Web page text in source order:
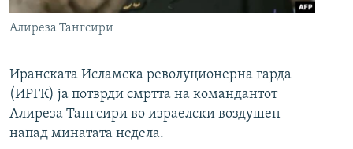
Алиреза Тангсири
Иранската Исламска револуционерна гарда
(ИРГК) ја потврди смртта на командантот
Алиреза Тангсири во израелски воздушен
напад минатата недела.